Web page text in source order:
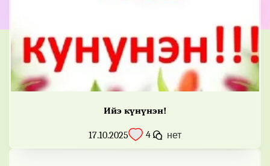
Ийэ күнүнэн!
17.10.2025 4 нет